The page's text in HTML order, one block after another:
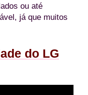
ou até
já que muitos
do LG